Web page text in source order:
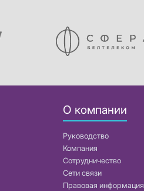
О компании
Руководство
Компания
Сотрудничество
Сети связи
Правовая информация